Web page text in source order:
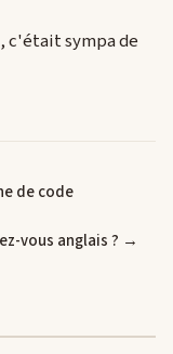
c'était sympa de
de code
vous anglais ? →